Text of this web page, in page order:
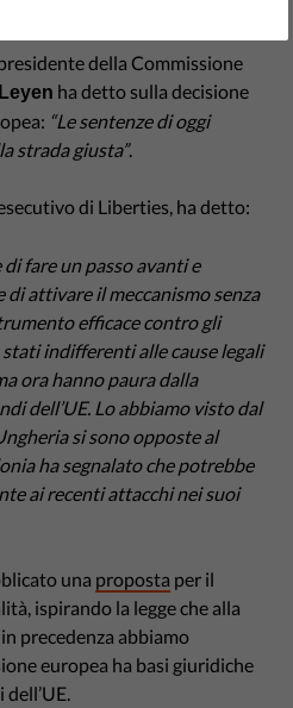
presidente della Commissione
ha detto sulla decisione
“Le sentenze di oggi
strada giusta”.
di Liberties, ha detto:
fare un passo avanti e
di attivare il meccanismo senza
efficace contro gli
indifferenti alle cause legali
ora hanno paura dalla
dell’UE. Lo abbiamo visto dal
si sono opposte al
ha segnalato che potrebbe
ai recenti attacchi nei suoi
una proposta per il
ispirando la legge che alla
precedenza abbiamo
europea ha basi giuridiche